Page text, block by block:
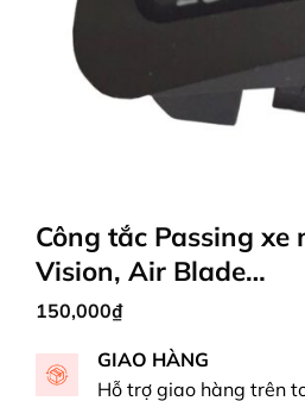
Công tắc Passing xe
Vision, Air Blade…
150,000₫
GIAO HÀNG
Hỗ trợ giao hàng trên